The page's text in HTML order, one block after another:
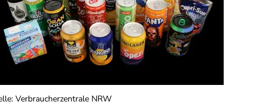
: Verbraucherzentrale NRW